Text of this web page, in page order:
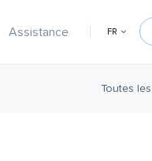
Assistance FR
Toutes